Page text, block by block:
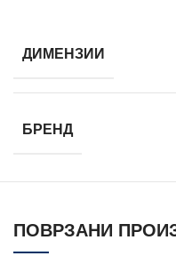
ДИМЕНЗИИ
БРЕНД
ПОВРЗАНИ